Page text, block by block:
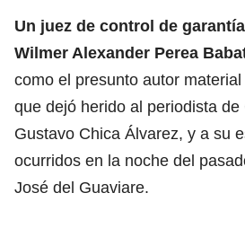
Un juez de control de
Wilmer Alexander Perea
como el presunto autor
que dejó herido al periodista de
Gustavo Chica Álvarez, y a su
ocurridos en la noche del
José del Guaviare.